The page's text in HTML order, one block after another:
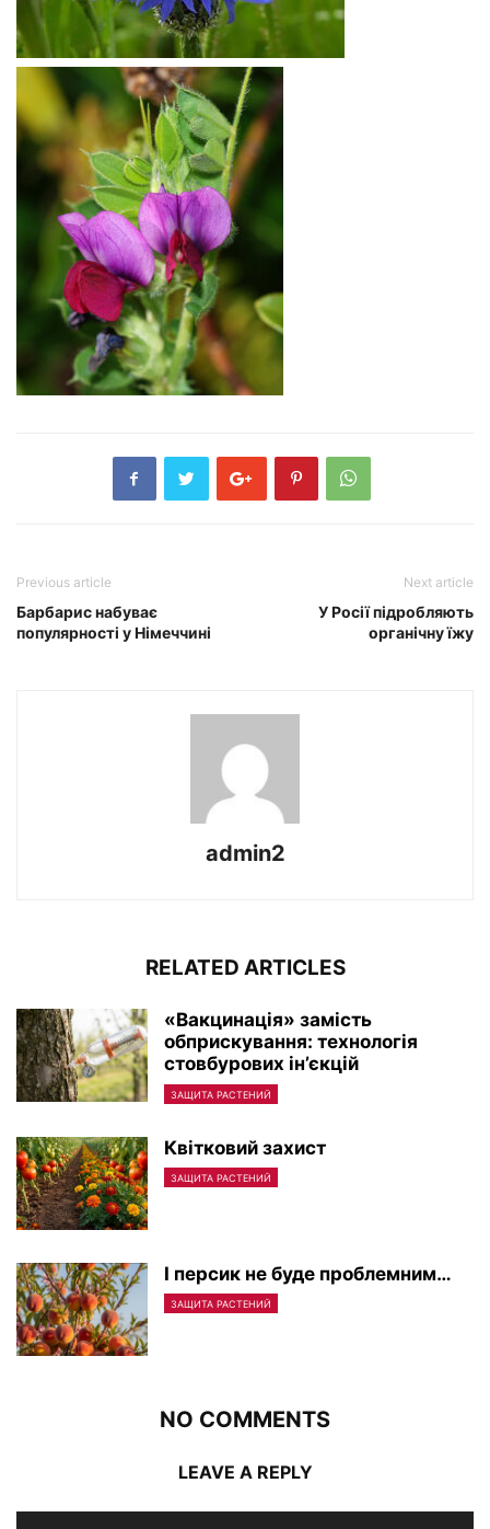
Previous article
Барбарис набуває
популярності у Німеччині
Next article
У Росії підробляють
органічну їжу
admin2
RELATED ARTICLES
«Вакцинація» замість
обприскування: технологія
стовбурових ін’єкцій
ЗАЩИТА РАСТЕНИЙ
Квітковий захист
ЗАЩИТА РАСТЕНИЙ
І персик не буде проблемним…
ЗАЩИТА РАСТЕНИЙ
NO COMMENTS
LEAVE A REPLY